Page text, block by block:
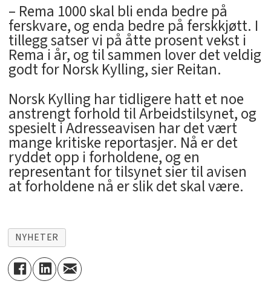
– Rema 1000 skal bli enda bedre på
ferskvare, og enda bedre på ferskkjøtt. I
tillegg satser vi på åtte prosent vekst i
Rema i år, og til sammen lover det veldig
godt for Norsk Kylling, sier Reitan.
Norsk Kylling har tidligere hatt et noe
anstrengt forhold til Arbeidstilsynet, og
spesielt i Adresseavisen har det vært
mange kritiske reportasjer. Nå er det
ryddet opp i forholdene, og en
representant for tilsynet sier til avisen
at forholdene nå er slik det skal være.
NYHETER